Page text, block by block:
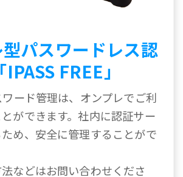
パスワードレス認
FREE」
ード管理は、オンプレでご利
ができます。社内に認証サー
め、安全に管理することがで
などはお問い合わせくださ